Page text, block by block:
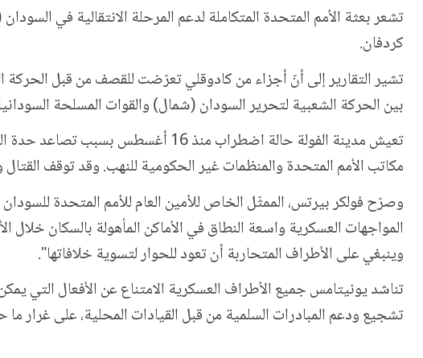
تشعر بعثة الأمم المتحدة المتكاملة لدعم المرحلة الانتقالية في
كردفان.
بين الحركة الشعبية لتحرير السودان (شمال) والقوات المسلحة
تعيش مدينة الفولة حالة اضطراب
مكاتب الأمم المتحدة والمنظمات غير الحكومية للنهب. وقد توقف القتال
وصرّح فولكر بيرتس، الممثّل الخاص للأمين العام للأمم المتحدة
المواجهات العسكرية واسعة النطاق في الأماكن المأهولة بالسكان خلال
وينبغي على الأطراف المتحاربة أن تعود للحوار لتسوية خلافاتها".
تناشد يونيتامس جميع الأطراف العسكرية الامتناع عن الأفعال التي
تشجيع ودعم المبادرات السلمية من قبل القيادات المحلية، على غرار